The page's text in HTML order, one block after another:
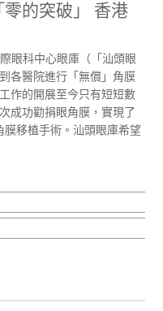
的突破」 香港
眼科中心眼庫（「汕頭眼
各醫院進行「無償」角膜
作的開展至今只有短短數
成功勸捐眼角膜，實現了
膜移植手術。汕頭眼庫希望